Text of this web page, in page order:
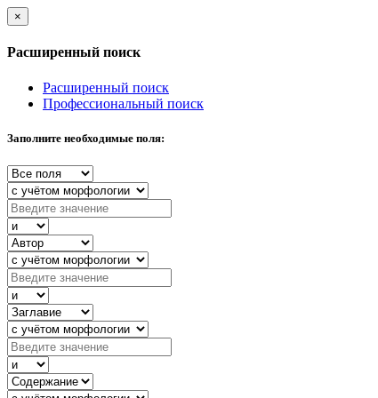
×
Расширенный поиск
Расширенный поиск
Профессиональный поиск
Заполните необходимые поля: